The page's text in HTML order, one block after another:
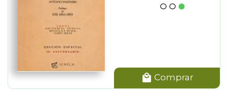
Comprar